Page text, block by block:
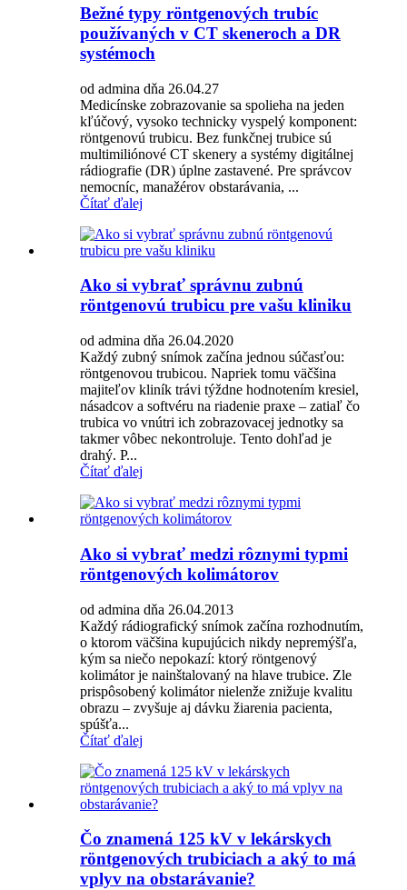
Bežné typy röntgenových trubíc
používaných v CT skeneroch a DR
systémoch
od admina dňa 26.04.27
Medicínske zobrazovanie sa spolieha na jeden
kľúčový, vysoko technicky vyspelý komponent:
röntgenovú trubicu. Bez funkčnej trubice sú
multimiliónové CT skenery a systémy digitálnej
rádiografie (DR) úplne zastavené. Pre správcov
nemocníc, manažérov obstarávania, ...
Čítať ďalej
Ako si vybrať správnu zubnú
röntgenovú trubicu pre vašu kliniku
od admina dňa 26.04.2020
Každý zubný snímok začína jednou súčasťou:
röntgenovou trubicou. Napriek tomu väčšina
majiteľov kliník trávi týždne hodnotením kresiel,
násadcov a softvéru na riadenie praxe – zatiaľ čo
trubica vo vnútri ich zobrazovacej jednotky sa
takmer vôbec nekontroluje. Tento dohľad je
drahý. P...
Čítať ďalej
Ako si vybrať medzi rôznymi typmi
röntgenových kolimátorov
od admina dňa 26.04.2013
Každý rádiografický snímok začína rozhodnutím,
o ktorom väčšina kupujúcich nikdy nepremýšľa,
kým sa niečo nepokazí: ktorý röntgenový
kolimátor je nainštalovaný na hlave trubice. Zle
prispôsobený kolimátor nielenže znižuje kvalitu
obrazu – zvyšuje aj dávku žiarenia pacienta,
spúšťa...
Čítať ďalej
Čo znamená 125 kV v lekárskych
röntgenových trubiciach a aký to má
vplyv na obstarávanie?